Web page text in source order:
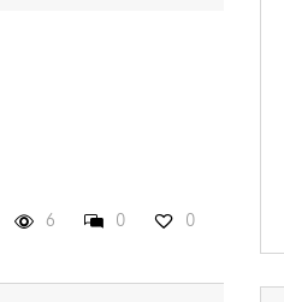
6 0 0